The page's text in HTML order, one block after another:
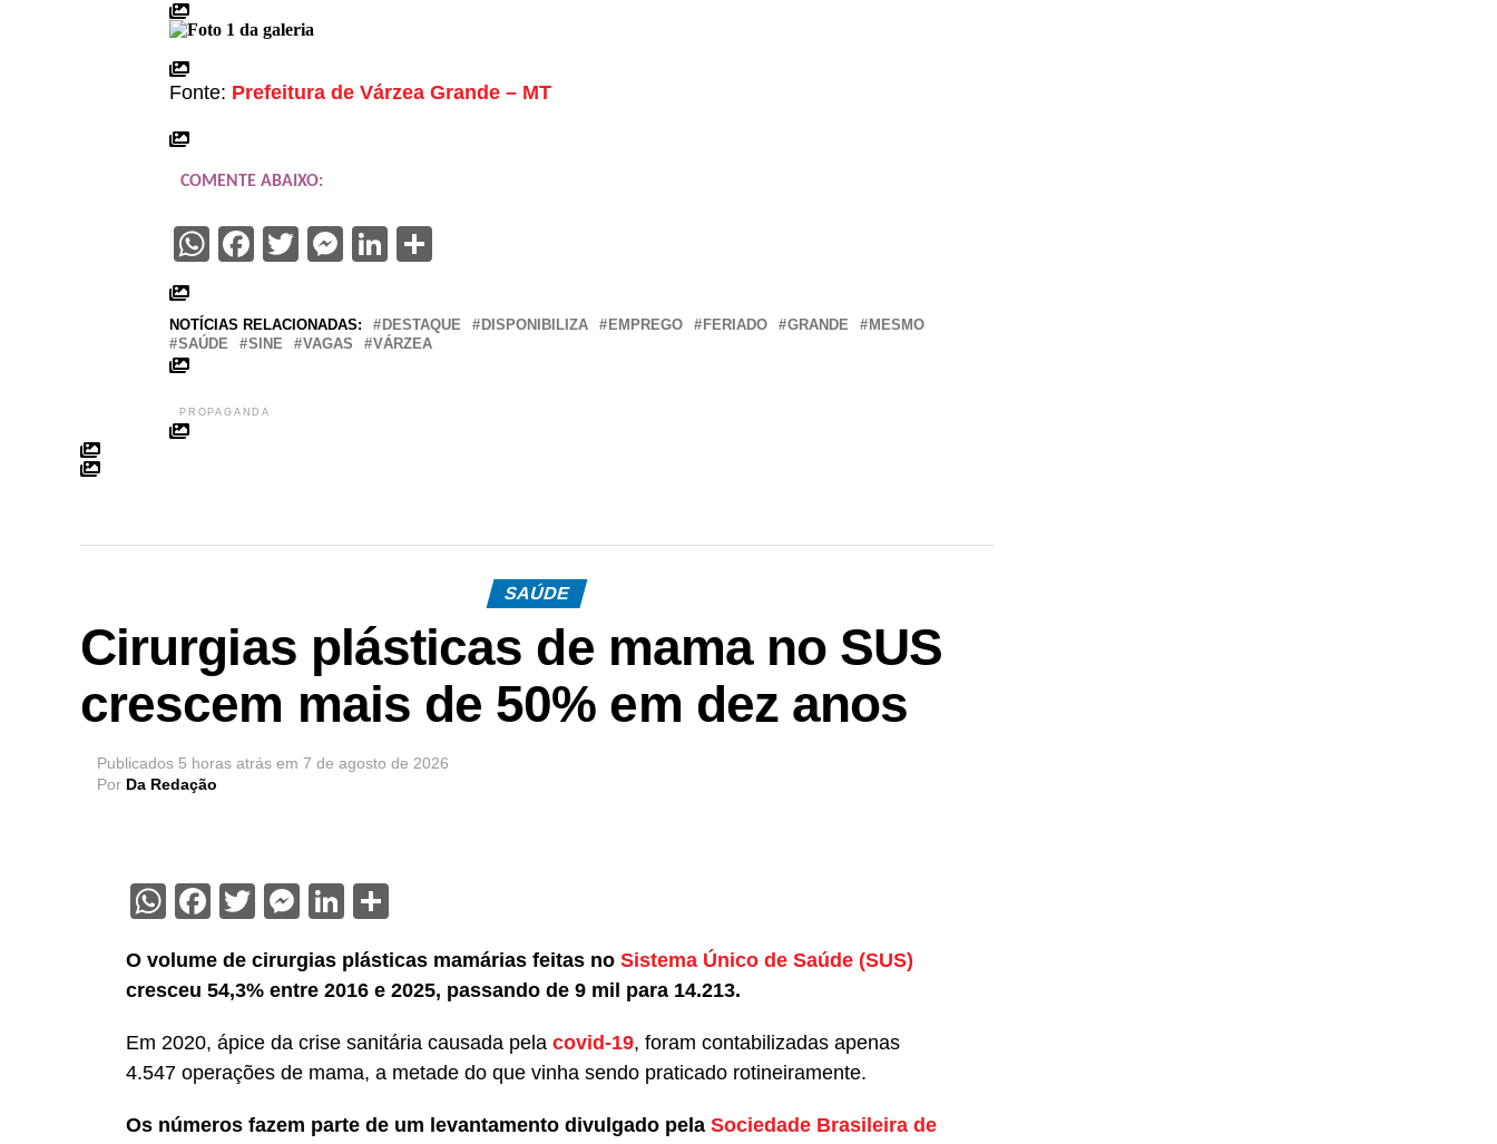
Fonte: Prefeitura de Várzea Grande – MT
COMENTE ABAIXO:
WhatsApp
Facebook
Twitter
Messenger
LinkedIn
NOTÍCIAS RELACIONADAS: DESTAQUE DISPONIBILIZA EMPREGO FERIADO GRANDE
MESMO
SAÚDE
SINE VAGAS VÁRZEA
PROPAGANDA
SAÚDE
Cirurgias plásticas de mama no SUS
crescem mais de 50% em dez anos
Publicados 5 horas atrás em 7 de agosto de 2026
Por Da Redação
WhatsApp
Facebook
Twitter
Messenger
LinkedIn
O volume de cirurgias plásticas mamárias feitas no Sistema Único de Saúde (SUS)
cresceu 54,3% entre 2016 e 2025, passando de 9 mil para 14.213.
Em 2020, ápice da crise sanitária causada pela covid-19, foram contabilizadas apenas
4.547 operações de mama, a metade do que vinha sendo praticado rotineiramente.
Os números fazem parte de um levantamento divulgado pela Sociedade Brasileira de